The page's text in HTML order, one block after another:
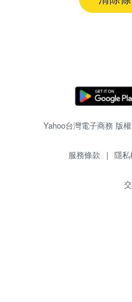
Yahoo台灣電子商務 版
服務條款 | 隱私